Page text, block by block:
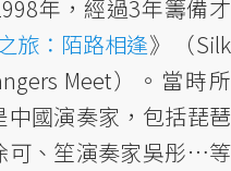
年，經過3年籌備才
旅：陌路相逢》（Silk
Meet）。當時所
國演奏家，包括琵琶
可、笙演奏家吳彤…等